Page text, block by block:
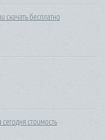
скачать бесплатно
стоимость